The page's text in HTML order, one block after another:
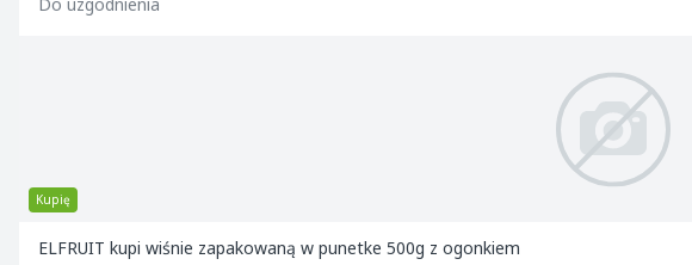
Kupię
ELFRUIT kupi wiśnie zapakowaną w punetke 500g z ogonkiem